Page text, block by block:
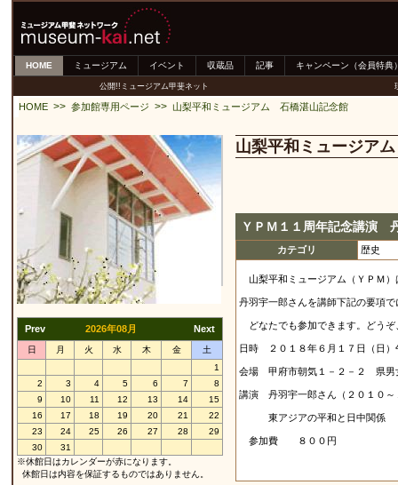
HOME ミュージアム イベント 収蔵品 記事 キャンペーン（会員特典
公開!!ミュージアム甲斐ネット
HOME >> 参加館専用ページ >> 山梨平和ミュージアム 石橋湛山記念館
Prev 2026年08月 Next
日 月 火 水 木 金
土
1
2
3 4 5 6 7
8
9
10 11 12 13 14
15
16
17 18 19 20 21
22
23
24 25 26 27 28
29
30
31
※休館日はカレンダーが赤になります。
休館日は内容を保証するものではありません。
山梨平和ミュージア
ＹＰＭ１１周年記念講演
カテゴリ 歴史
山梨平和ミュージアム（ＹＰＭ
丹羽宇一郎さんを講師下記の要項
どなたでも参加できます。どう
日時 ２０１８年６月１７日（日）
会場 甲府市朝気１－２－２ 県男
講演 丹羽宇一郎さん（２０１０
東アジアの平和と日中関係
参加費 ８００円